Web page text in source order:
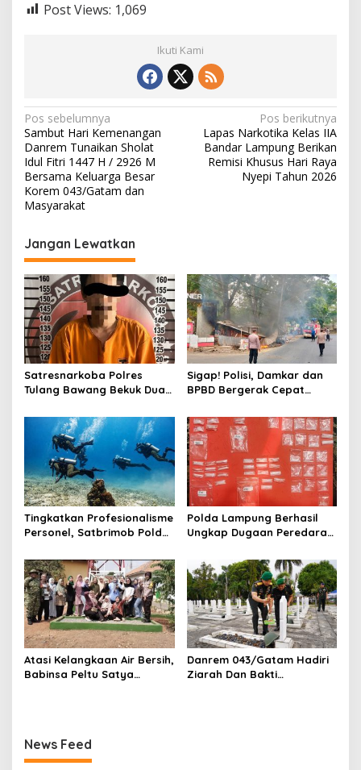
Post Views: 1,069
Ikuti Kami
N
a
v
i
g
a
s
i
p
o
s
Pos sebelumnya
Sambut Hari Kemenangan
Danrem Tunaikan Sholat
Idul Fitri 1447 H / 2926 M
Bersama Keluarga Besar
Korem 043/Gatam dan
Masyarakat
Pos berikutnya
Lapas Narkotika Kelas IIA
Bandar Lampung Berikan
Remisi Khusus Hari Raya
Nyepi Tahun 2026
Jangan Lewatkan
Satresnarkoba Polres
Tulang Bawang Bekuk Dua
Di Amankan
Sigap! Polisi, Damkar dan
BPBD Bergerak Cepat
Warung Kuliner di Prosida
Bandar Jaya
Tingkatkan Profesionalisme
Personel, Satbrimob Polda
Peningkatan Kemampuan
Selam SAR Air
Polda Lampung Berhasil
Ungkap Dugaan Peredaran
Tengah, Empat Terduga
Pelaku Diamankan
Atasi Kelangkaan Air Bersih,
Babinsa Peltu Satya
Danrem 043/Gatam Hadiri
Ziarah Dan Bakti
News Feed